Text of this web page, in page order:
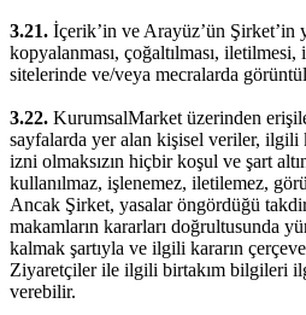
3.21. İçerik’in ve Arayüz’ün Şirket’in
kopyalanması, çoğaltılması,
sitelerinde ve/veya mecralarda
3.22. KurumsalMarket üzerinden
sayfalarda yer alan kişisel veriler, ilgili
izni olmaksızın hiçbir koşul ve şart
kullanılmaz, işlenemez, iletilemez,
Ancak Şirket, yasalar öngördüğü
makamların kararları doğrultusunda
kalmak şartıyla ve ilgili kararın
Ziyaretçiler ile ilgili birtakım bilgileri
verebilir.